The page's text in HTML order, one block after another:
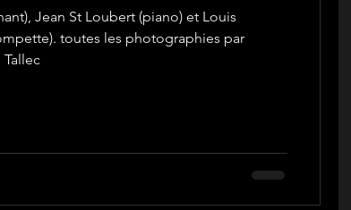
Jean St Loubert (piano) et Louis
toutes les photographies par